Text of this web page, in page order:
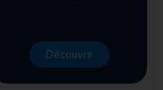
Découvrir